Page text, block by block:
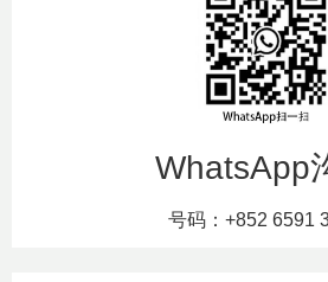
WhatsApp
号码：+852 6591